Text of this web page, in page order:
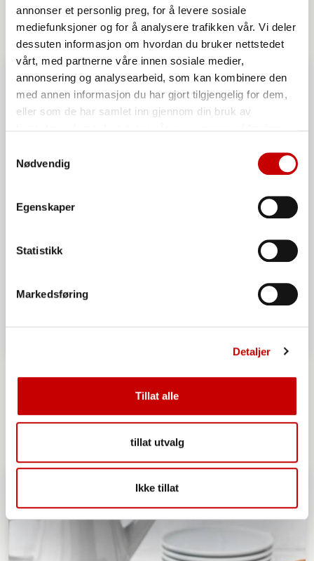
annonser et personlig preg, for å levere sosiale
mediefunksjoner og for å analysere trafikken vår. Vi deler
dessuten informasjon om hvordan du bruker nettstedet
vårt, med partnerne våre innen sosiale medier,
annonsering og analysearbeid, som kan kombinere den
med annen informasjon du har gjort tilgjengelig for dem,
eller som de har samlet inn gjennom din bruk av
Nødvendig
Egenskaper
Statistikk
Markedsføring
Detaljer
Tillat alle
tillat utvalg
Ikke tillat
OVER 60